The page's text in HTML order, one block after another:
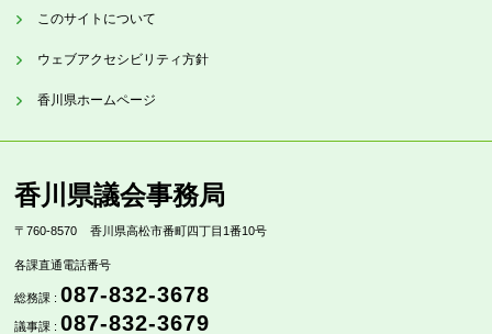
このサイトについて
ウェブアクセシビリティ方針
香川県ホームページ
香川県議会事務局
〒760-8570 香川県高松市番町四丁目1番10号
各課直通電話番号
総務課 : 087-832-3678
議事課 : 087-832-3679